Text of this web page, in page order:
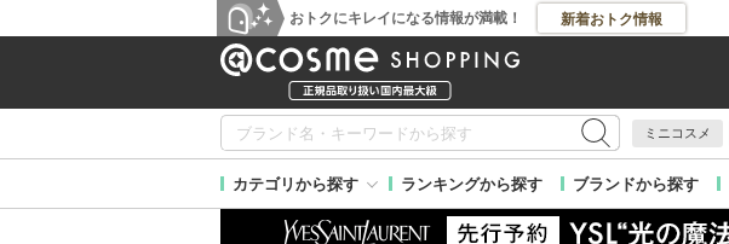
おトクにキレイになる情報が満載！ 新着おトク情報
ミニコスメ
カテゴリから探す ランキングから探す ブランドから探す